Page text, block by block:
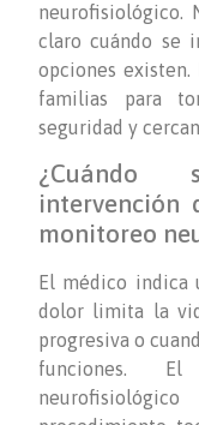
neurofisiológico.
claro cuándo se
opciones
familias para
seguridad y
¿Cuándo
intervención
monitoreo
El médico indica
dolor limita la
progresiva o
funciones.